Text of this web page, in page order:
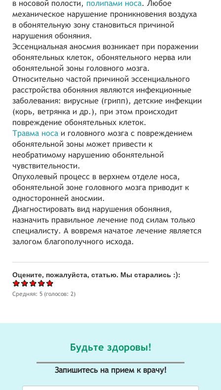
в носовой полости, полипами носа. Любое
механическое нарушение проникновения воздуха
в обонятельную зону становиться причиной
нарушения обоняния.
Эссенциальная аносмия возникает при поражении
обонятельных клеток, обонятельного нерва или
обонятельной зоны головного мозга.
Относительно частой причиной эссенциального
расстройства обоняния являются инфекционные
заболевания: вирусные (грипп), детские инфекции
(корь, ветрянка и др.), при этом происходит
повреждение обонятельных клеток.
Травма носа и головного мозга с повреждением
обонятельной зоны может привести к
необратимому нарушению обонятельной
чувствительности.
Опухолевый процесс в верхнем отделе носа,
обонятельной зоне головного мозга приводит к
односторонней аносмии.
Диагностировать вид нарушения обоняния,
назначить правильное лечение под силам только
специалисту. А вовремя начатое лечение является
залогом благополучного исхода.
Оцените, пожалуйста, статью. Мы старались :):
Средняя: 5 (голосов: 2)
Будьте здоровы!
Запишитесь на прием к врачу!